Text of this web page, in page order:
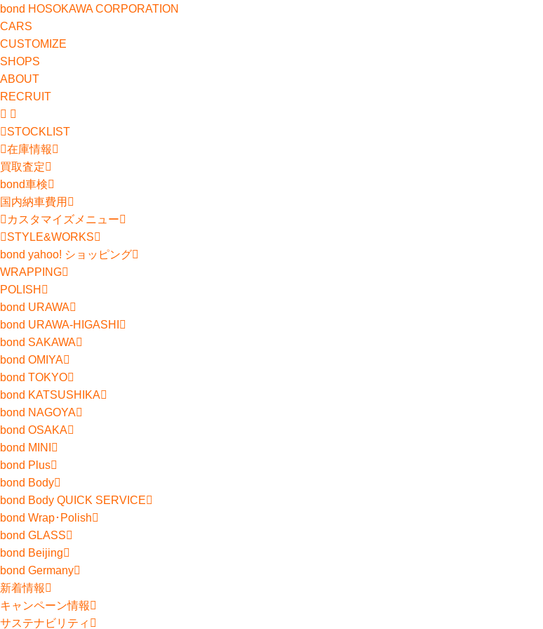
bond HOSOKAWA CORPORATION
CARS
CUSTOMIZE
SHOPS
ABOUT
RECRUIT
STOCKLIST
在庫情報
買取査定
bond車検
国内納車費用
カスタマイズメニュー
STYLE&WORKS
bond yahoo! ショッピング
WRAPPING
POLISH
bond URAWA
bond URAWA-HIGASHI
bond SAKAWA
bond OMIYA
bond TOKYO
bond KATSUSHIKA
bond NAGOYA
bond OSAKA
bond MINI
bond Plus
bond Body
bond Body QUICK SERVICE
bond Wrap･Polish
bond GLASS
bond Beijing
bond Germany
新着情報
キャンペーン情報
サステナビリティ